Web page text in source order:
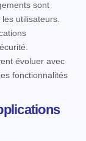
sont
utilisateurs.
évoluer avec
fonctionnalités